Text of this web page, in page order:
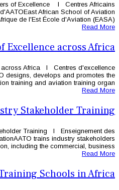
AATO African Training Centers
d'Excellence en Formation
(EASA) l Afrique
Designated Centers of
Designated Centers of Excellence
désignés à travers l'AfriqueAATO
interests of aviation
Aviation
Aviation Industry
Intervenants de l'Industrie de
from all areas of aviation,
Other Aviation